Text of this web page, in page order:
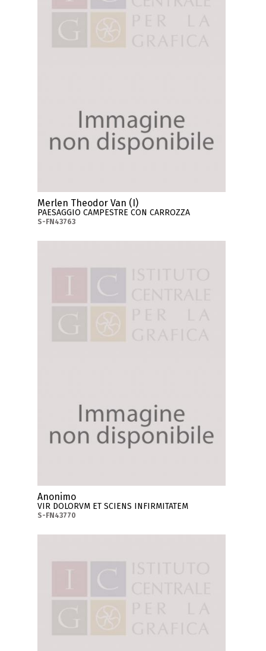
Merlen Theodor Van (I)
PAESAGGIO CAMPESTRE CON CARROZZA
S-FN43763
Anonimo
VIR DOLORVM ET SCIENS INFIRMITATEM
S-FN43770